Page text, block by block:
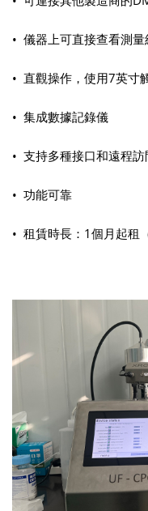
• 儀器上可直接查看測
• 直觀操作，使用7英寸
• 集成數據記錄儀
• 支持多種接口和遠程訪
• 功能可靠
• 租賃時長：1個月起租